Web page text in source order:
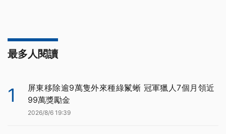
最多人閱讀
1
屏東移除逾9萬隻外來種綠鬣蜥 冠軍獵人7個月領近
99萬獎勵金
2026/8/6 19:39